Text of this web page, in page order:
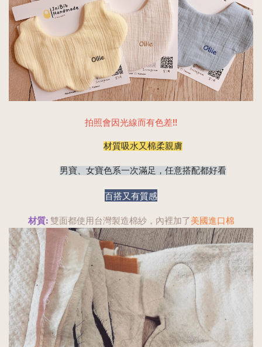
拍照會因光線而有色差!!
材質吸水又棉柔親膚
男寶、女寶色系一次滿足，任意搭配都好看
百搭又有質感
材質: 雙面都使用台灣製造棉紗，內裡加了美國進口棉